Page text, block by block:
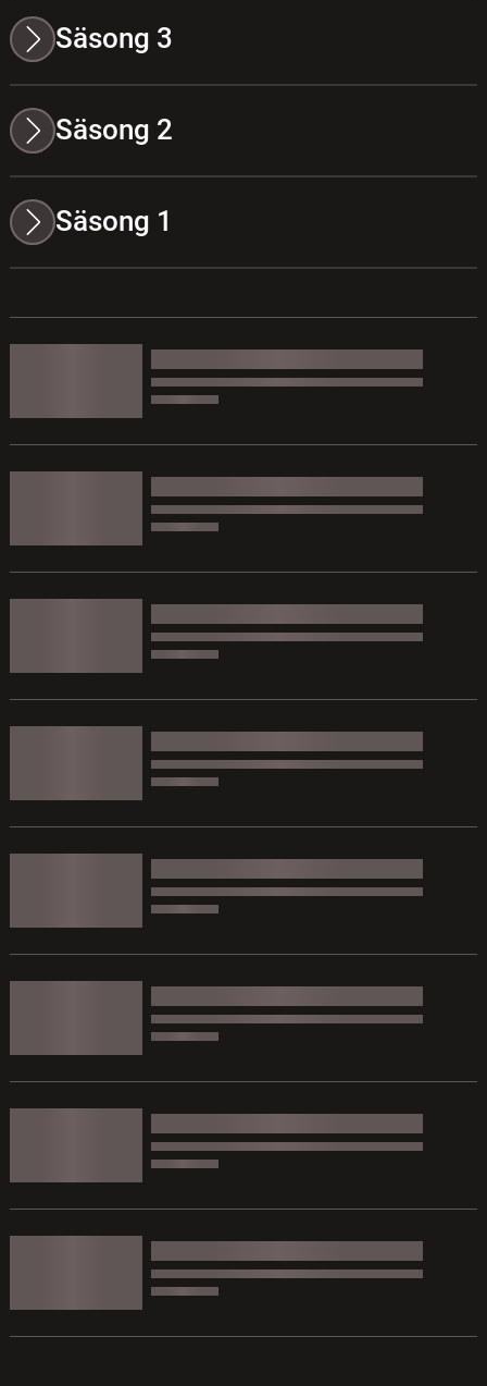
Säsong 3
Säsong 2
Säsong 1